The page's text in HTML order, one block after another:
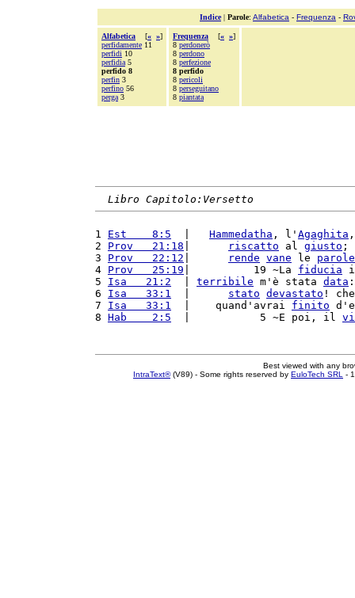
Indice| Parole: Alfabetica - Frequenza -
Alfabetica [« »]
perfidamente 11
perfidi 10
perfidia 5
perfido 8
perfin 3
perfino 56
perga 3
Frequenza [« »]
8 perdonerò
8 perdono
8 perfezione
8 perfido
8 pericoli
8 perseguitano
8 piantata
Libro Capitolo:Versetto
1 Est    8:5 Hammedatha , l' Agaghita
2 Prov   21:18 riscatto al giusto ;
3 Prov   22:12 rende vane le parole
4 Prov   25:19 |          19 ~La fiducia
5 Isa   21:2 terribile m'è stata data
6 Isa   33:1 stato devastato !
7 Isa   33:1
  |    quand'avrai
finito
8 Hab    2:5
  |           5 ~E poi, il
Best viewed with any
IntraText®(V89) - Some rights reserved by EuloTech SRL -